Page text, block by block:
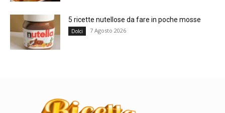
5 ricette nutellose da fare in poche mosse
Dolci 7 Agosto 2026